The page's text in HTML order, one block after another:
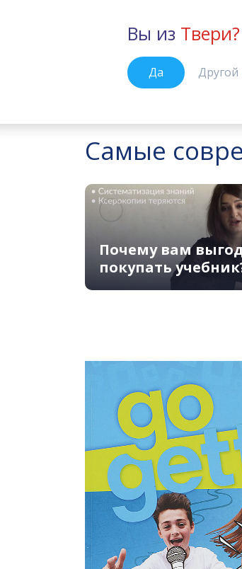
Вы из Твери?
Да Другой
Самые
Почему вам
покупать